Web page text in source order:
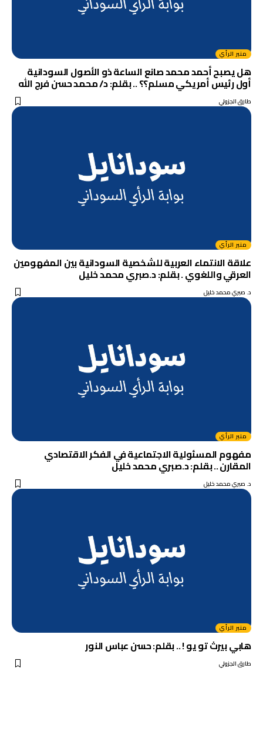
منبر الرأي
هل يصبح أحمد محمد صانع الساعة ذو الأصول السودانية
أول رئيس أمريكي مسلم؟؟ .. بقلم: د/ محمد حسن فرج الله
طارق الجزولي
منبر الرأي
علاقة الانتماء العربية للشخصية السودانية بين المفهومين
العرقي واللغوي . بقلم: د.صبري محمد خليل
د. صبري محمد خليل
منبر الرأي
مفهوم المسئولية الاجتماعية في الفكر الاقتصادي
المقارن .. بقلم: د.صبري محمد خليل
د. صبري محمد خليل
منبر الرأي
هابي بيرث تو يو ! .. بقلم: حسن عباس النور
طارق الجزولي